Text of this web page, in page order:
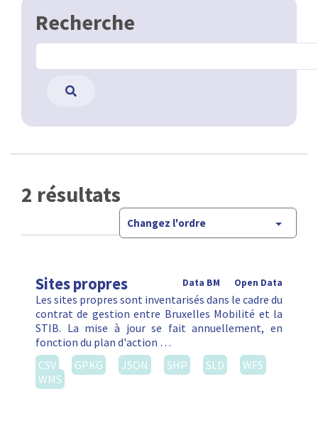
Recherche
2 résultats
Changez l'ordre
Sites propres Open Data
Data BM
Les sites propres sont inventarisés dans le cadre du
contrat de gestion entre Bruxelles Mobilité et la
STIB. La mise à jour se fait annuellement, en
fonction du plan d'action …
CSV
GPKG JSON SHP SLD
WFS
WMS